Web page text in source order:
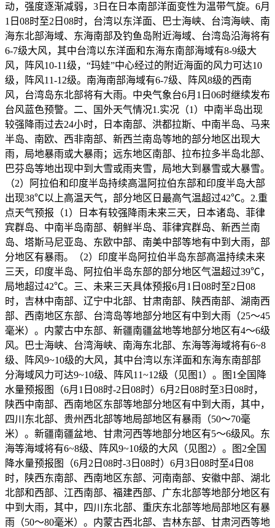
动，强度逐渐减弱，3日在日本南部洋面变性为温带气旋。6月
1日08时至2日08时，台湾以东洋面、巴士海峡、台湾海峡、南
海东北部海域、东海南部及钓鱼岛附近海域、台湾岛沿海将有
6-7级大风，其中台湾以东洋面和东海东南部海域有8-9级大
风，阵风10-11级，“玛娃”中心经过的附近海面的风力可达10
级，阵风11-12级。南海南部海域有6-7级、阵风8级的西南
风，台湾岛东北部将有大雨。中央气象台6月1日06时继续发布
台风蓝色预警。二、国外天气情况1.实况（1）中南半岛出现
较强降雨过去24小时，日本南部、洪都拉斯、中南半岛、马来
半岛、南欧、西非南部、新西兰南岛等地的部分地区出现大
雨，局地暴雨或大暴雨；远东地区南部、拉布拉多半岛北部、
巴芬岛等地出现中到大雪或雨夹雪，局地大到暴雪或大暴雪。
（2）阿拉伯和印度半岛持续高温阿拉伯东部和印度半岛大部
出现38℃以上高温天气，部分地区日最高气温超过42℃。2.重
点天气预报（1）日本有较强降雨未来三天，日本诸岛、菲律
宾群岛、中南半岛南部、朝鲜半岛、菲律宾群岛、新西兰南
岛、塔斯马尼亚岛、东欧中部、南美中部等地有中到大雨，部
分地区有暴雨。（2）印度半岛阿拉伯半岛东部高温持续未来
三天，印度半岛、阿拉伯半岛东部的部分地区气温超过39℃，
局地超过42℃。三、未来三天具体预报6月1日08时至2日08
时，吉林中南部、辽宁中北部、甘肃南部、陕西南部、湖南西
部、西南地区东部、台湾岛等地部分地区有中到大雨（25～45
毫米）。内蒙古中东部、新疆南疆盆地等地部分地区有4～6级
风。巴士海峡、台湾海峡、南海东北部、东海等海域将有6~8
级、阵风9~10级的大风，其中台湾以东洋面和东海东南部部
分海域风力可达9~10级、阵风11~12级（见图1）。图1全国降
水量预报图（6月1日08时-2日08时）6月2日08时至3日08时，
陕西中南部、西南地区东部等地部分地区有中到大雨，其中，
四川东北部、贵州西北部等地局部地区有暴雨（50～70毫
米）。新疆南疆盆地、甘肃河西等地部分地区有5～6级风。东
海等海域将有6~8级、阵风9~10级的大风（见图2）。图2全国
降水量预报图（6月2日08时-3日08时）6月3日08时至4日08
时，陕西东南部、西南地区东部、河南南部、安徽中部、湖北
北部和西部、江西南部、福建西部、广东北部等地部分地区有
中到大雨，其中，四川东北部、重庆东北部等地局部地区有暴
雨（50～80毫米）。内蒙古西北部、吉林东部、甘肃河西等地